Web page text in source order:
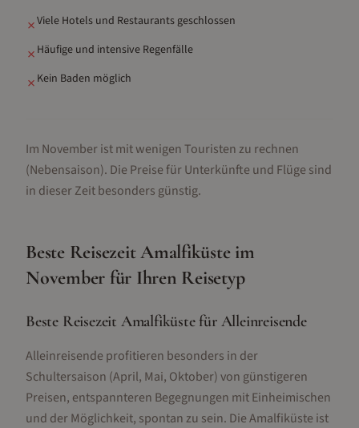
✗Viele Hotels und Restaurants geschlossen
✗ Häufige und intensive Regenfälle
✗ Kein Baden möglich
Im November ist mit wenigen Touristen zu rechnen
(Nebensaison). Die Preise für Unterkünfte und Flüge sind
in dieser Zeit besonders günstig.
Beste ReisezeitAmalfiküsteim
November für Ihren Reisetyp
Beste Reisezeit Amalfiküste für Alleinreisende
Alleinreisende profitieren besonders in der
Schultersaison (April, Mai, Oktober) von günstigeren
Preisen, entspannteren Begegnungen mit Einheimischen
und der Möglichkeit, spontan zu sein. Die Amalfiküste ist